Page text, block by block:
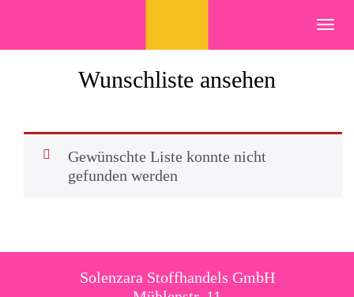
Wunschliste ansehen
Gewünschte Liste konnte nicht
gefunden werden
Solenzara Stoffhandels GmbH